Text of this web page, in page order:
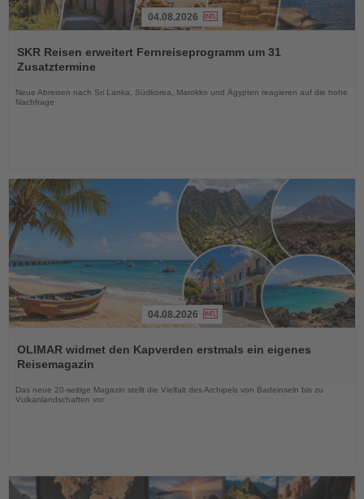
Sie
die
04.08.2026
SKR Reisen erweitert Fernreiseprogramm um 31
Zusatztermine
Neue Abreisen nach Sri Lanka, Südkorea, Marokko und Ägypten reagieren auf die hohe
Nachfrage
Sie
die
Nachrichten
04.08.2026
OLIMAR widmet den Kapverden erstmals ein eigenes
Reisemagazin
Das neue 20-seitige Magazin stellt die Vielfalt des Archipels von Badeinseln bis zu
Vulkanlandschaften vor